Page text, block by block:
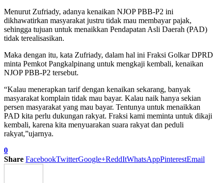
Menurut Zufriady, adanya kenaikan NJOP PBB-P2 ini
dikhawatirkan masyarakat justru tidak mau membayar pajak,
sehingga tujuan untuk menaikkan Pendapatan Asli Daerah (PAD)
tidak terealisasikan.
Maka dengan itu, kata Zufriady, dalam hal ini Fraksi Golkar DPRD
minta Pemkot Pangkalpinang untuk mengkaji kembali, kenaikan
NJOP PBB-P2 tersebut.
“Kalau menerapkan tarif dengan kenaikan sekarang, banyak
masyarakat komplain tidak mau bayar. Kalau naik hanya sekian
persen masyarakat yang mau bayar. Tentunya untuk menaikkan
PAD kita perlu dukungan rakyat. Fraksi kami meminta untuk dikaji
kembali, karena kita menyuarakan suara rakyat dan peduli
rakyat,”ujarnya.
0
Share FacebookTwitterGoogle+ReddItWhatsAppPinterestEmail